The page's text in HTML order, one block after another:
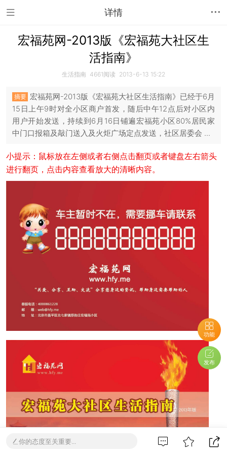
详情
功能
发布
宏福苑网-2013版《宏福苑大社区生
活指南》
生活指南 4661阅读 2013-6-13 15:22
摘要 宏福苑网-2013版《宏福苑大社区生活指南》已经于6月
15日上午9时对全小区商户首发，随后中午12点后对小区内
用户开始发送，持续到6月16日铺遍宏福苑小区80%居民家
中门口报箱及敲门送入及火炬广场定点发送，社区居委会 ...
小提示：鼠标放在左侧或者右侧点击翻页或者键盘左右箭头
进行翻页，点击内容查看放大的清晰内容。
你的态度至关重要...